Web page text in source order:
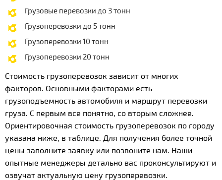
Грузовые перевозки до 3 тонн
Грузоперевозки до 5 тонн
Грузоперевозки 10 тонн
Грузоперевозки 20 тонн
Стоимость грузоперевозок зависит от многих
факторов. Основными факторами есть
грузоподъемность автомобиля и маршрут перевозки
груза. С первым все понятно, со вторым сложнее.
Ориентировочная стоимость грузоперевозок по городу
указана ниже, в таблице. Для получения более точной
цены заполните заявку или позвоните нам. Наши
опытные менеджеры детально вас проконсультируют и
озвучат актуальную цену грузоперевозки.